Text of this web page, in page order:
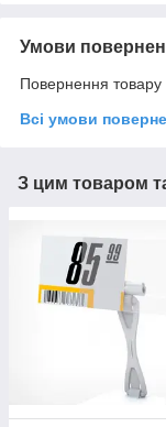
Умови
Повернення товару
Всі умови
З цим товаром